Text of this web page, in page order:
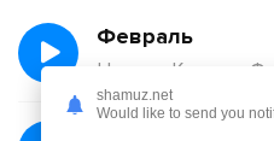
Февраль
Никита Киоссе,
shamuz.net
Would like to send you